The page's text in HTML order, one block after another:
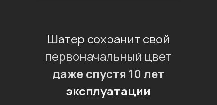
Шатер сохранит свой
первоначальный цвет
даже спустя 10 лет
эксплуатации